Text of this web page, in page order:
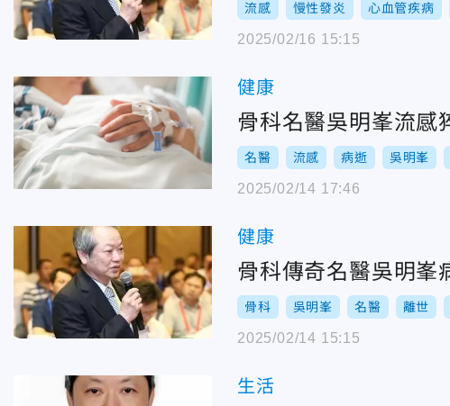
流感 慢性發炎 心血管疾病
2025/02/16 15:15
健康
骨科名醫吳明峯流感
名醫 流感 病逝 吳明峯
2025/02/14 17:46
健康
骨科傳奇名醫吳明峯
骨科 吳明峯 名醫 離世
2025/02/14 15:15
生活